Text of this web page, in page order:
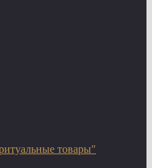
товары"